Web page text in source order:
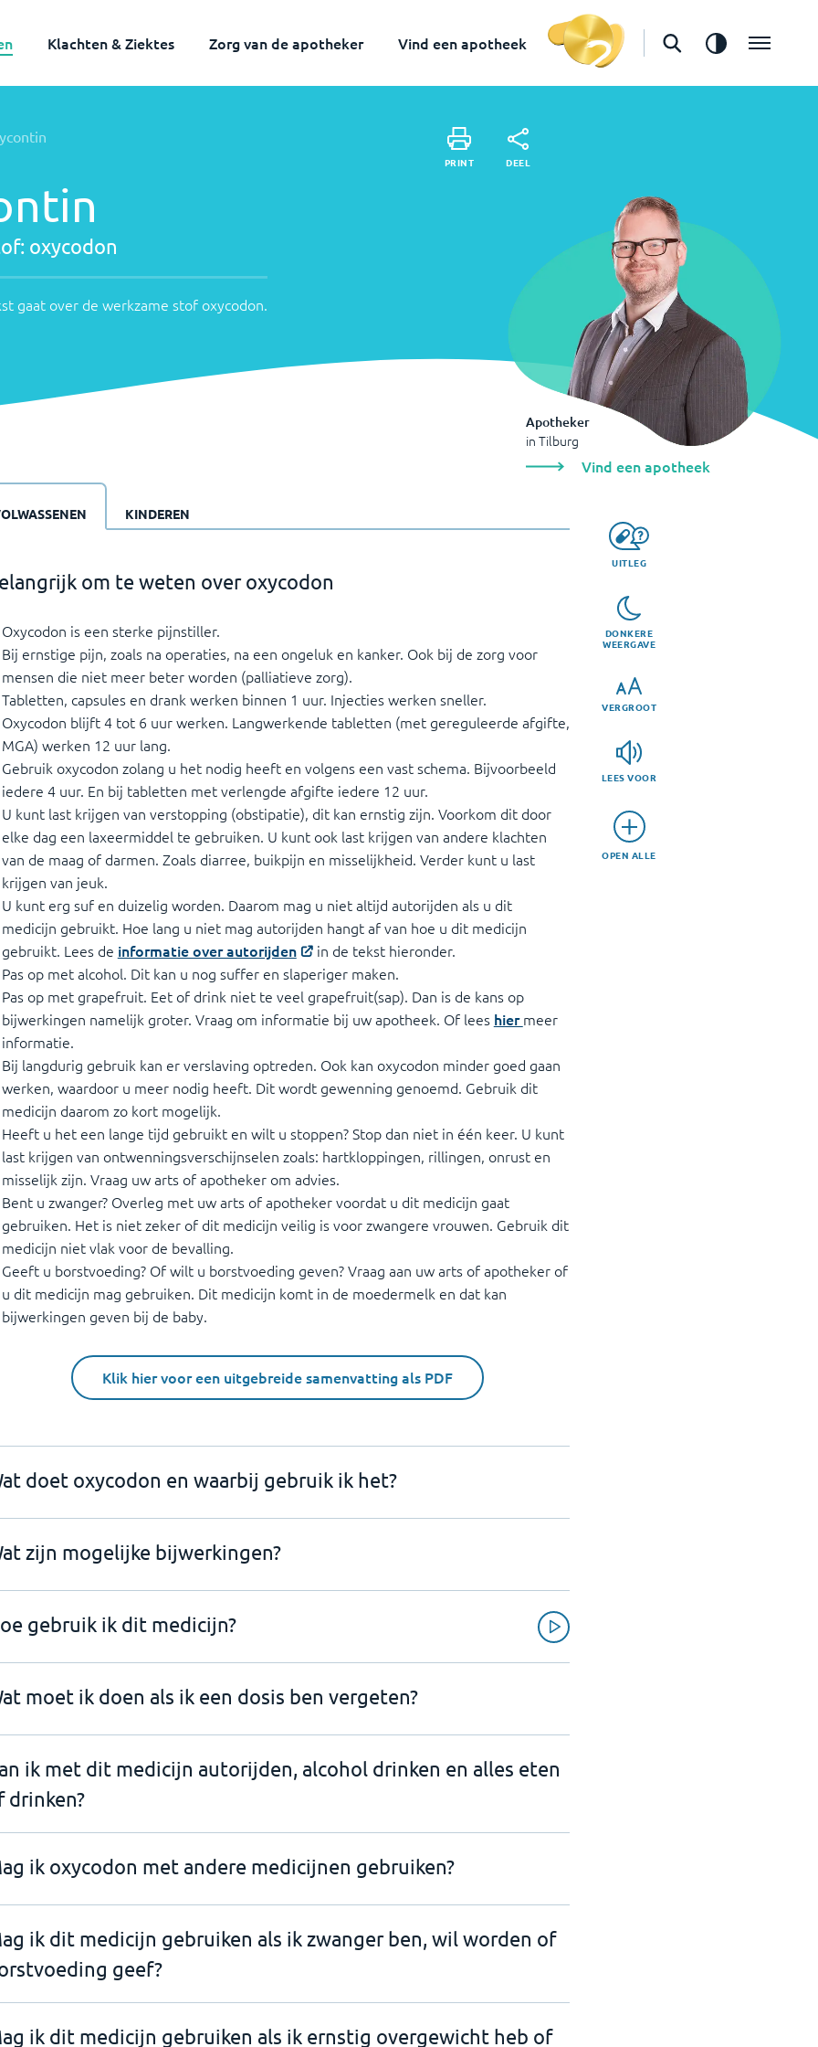
Klachten & Ziektes Zorg van de apotheker Vind een apotheek
Tilburg
Vind een apotheek
oxycodon
gaat over de werkzame stof oxycodon.
PRINT DEEL
Apotheker
in Tilburg
Vind een apotheek
UITLEG
DONKERE
WEERGAVE
VERGROOT
LEES VOOR
OPEN ALLE
KINDEREN
om te weten over oxycodon
Oxycodon is een sterke pijnstiller.
Bij ernstige pijn, zoals na operaties, na een ongeluk en kanker. Ook bij de zorg voor
mensen die niet meer beter worden (palliatieve zorg).
Tabletten, capsules en drank werken binnen 1 uur. Injecties werken sneller.
Oxycodon blijft 4 tot 6 uur werken. Langwerkende tabletten (met gereguleerde afgifte,
MGA) werken 12 uur lang.
Gebruik oxycodon zolang u het nodig heeft en volgens een vast schema. Bijvoorbeeld
iedere 4 uur. En bij tabletten met verlengde afgifte iedere 12 uur.
U kunt last krijgen van verstopping (obstipatie), dit kan ernstig zijn. Voorkom dit door
elke dag een laxeermiddel te gebruiken. U kunt ook last krijgen van andere klachten
van de maag of darmen. Zoals diarree, buikpijn en misselijkheid. Verder kunt u last
krijgen van jeuk.
U kunt erg suf en duizelig worden. Daarom mag u niet altijd autorijden als u dit
medicijn gebruikt. Hoe lang u niet mag autorijden hangt af van hoe u dit medicijn
gebruikt. Lees de informatie over autorijden
in de tekst hieronder.
Pas op met alcohol. Dit kan u nog suffer en slaperiger maken.
Pas op met grapefruit. Eet of drink niet te veel grapefruit(sap). Dan is de kans op
bijwerkingen namelijk groter. Vraag om informatie bij uw apotheek. Of lees hiermeer
informatie.
Bij langdurig gebruik kan er verslaving optreden. Ook kan oxycodon minder goed gaan
werken, waardoor u meer nodig heeft. Dit wordt gewenning genoemd. Gebruik dit
medicijn daarom zo kort mogelijk.
Heeft u het een lange tijd gebruikt en wilt u stoppen? Stop dan niet in één keer. U kunt
last krijgen van ontwenningsverschijnselen zoals: hartkloppingen, rillingen, onrust en
misselijk zijn. Vraag uw arts of apotheker om advies.
Bent u zwanger? Overleg met uw arts of apotheker voordat u dit medicijn gaat
gebruiken. Het is niet zeker of dit medicijn veilig is voor zwangere vrouwen. Gebruik dit
medicijn niet vlak voor de bevalling.
Geeft u borstvoeding? Of wilt u borstvoeding geven? Vraag aan uw arts of apotheker of
u dit medicijn mag gebruiken. Dit medicijn komt in de moedermelk en dat kan
bijwerkingen geven bij de baby.
Klik hier voor een uitgebreide samenvatting als PDF
doet oxycodon en waarbij gebruik ik het?
zijn mogelijke bijwerkingen?
gebruik ik dit medicijn?
moet ik doen als ik een dosis ben vergeten?
ik met dit medicijn autorijden, alcohol drinken en alles eten
drinken?
ik oxycodon met andere medicijnen gebruiken?
ik dit medicijn gebruiken als ik zwanger ben, wil worden of
geef?
ik dit medicijn gebruiken als ik ernstig overgewicht heb of